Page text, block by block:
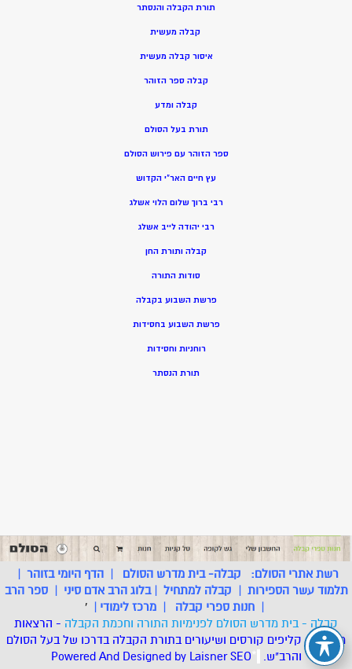
תורת הקבלה והנסתר
קבלה מעשית
איסור קבלה מעשית
קבלה ספר הזוהר
קבלה ומדע
תורת בעל הסולם
ספר הזוהר עם פירוש הסולם
עץ חיים האר”י הקדוש
רבי ברוך שלום הלוי אשלג
רבי יהודה לייב אשלג
קבלה ותורת החן
סודות התורה
פרשת השבוע בקבלה
פרשת השבוע בחסידות
רוחניות וחסידות
תורת הנסתר
רשת אתרי הסולם: קבלה- בית מדרש הסולם |הדף היומי בזוהר |
תלמוד עשר הספירות | קבלה למתחיל |בלוג הרב אדם סיני |ספר הרב
| חנות ספרי קבלה | מרכז לימודי |
'
קבלה - בית מדרש הסולם לפנימיות התורה וחכמת הקבלה - הרצאות
מאמרים, קליפים קורסים ושיעורים בתורת הקבלה בדרכו של בעל הסולם
והרב"ש.
*
Powered And Designed by LaisnerSEO